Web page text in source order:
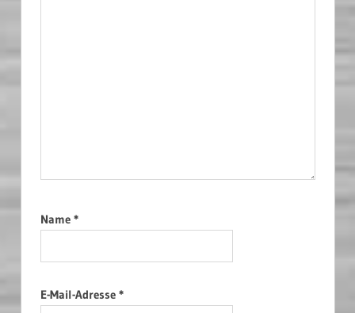
Name *
E-Mail-Adresse *